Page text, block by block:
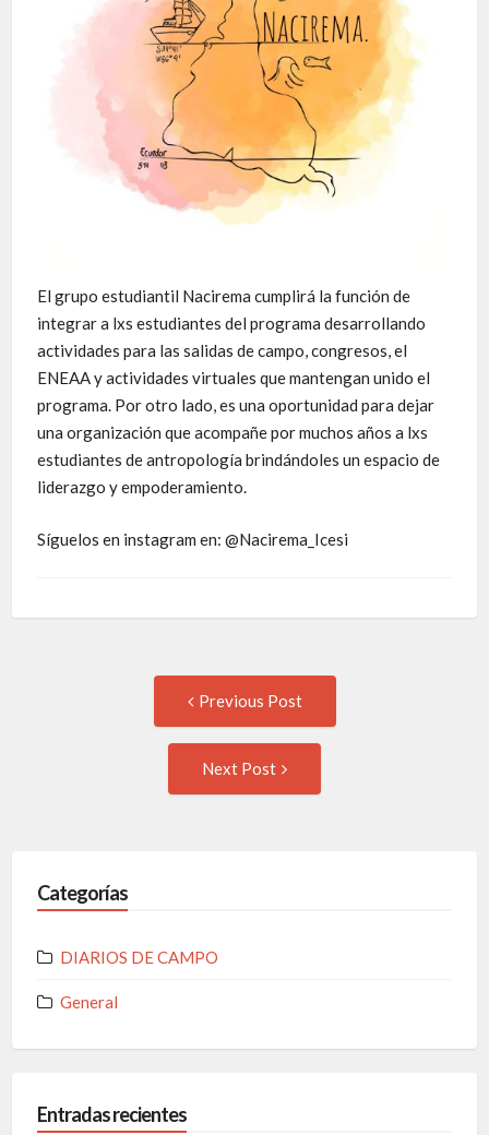
El grupo estudiantil Nacirema cumplirá la función de
integrar a lxs estudiantes del programa desarrollando
actividades para las salidas de campo, congresos, el
ENEAA y actividades virtuales que mantengan unido el
programa. Por otro lado, es una oportunidad para dejar
una organización que acompañe por muchos años a lxs
estudiantes de antropología brindándoles un espacio de
liderazgo y empoderamiento.
Síguelos en instagram en: @Nacirema_Icesi
Previous Post
Next Post
Categorías
DIARIOS DE CAMPO
General
Entradas recientes